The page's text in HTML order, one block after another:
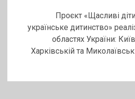
Проєкт «Щасливі
українське дитинство»
областях України:
Харківській та